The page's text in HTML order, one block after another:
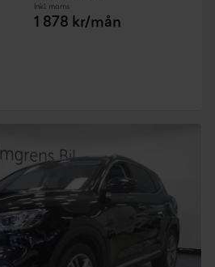
Inkl. moms
1 878 kr/mån